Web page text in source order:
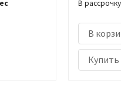
В
В
Купить